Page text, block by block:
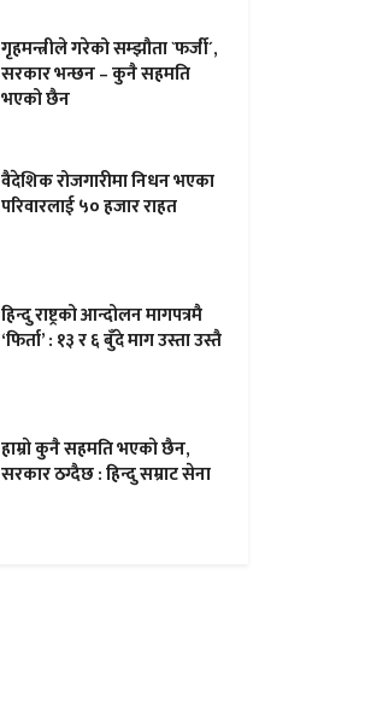
गृहमन्त्रीले गरेको सम्झौता `फर्जी´,
सरकार भन्छन – कुनै सहमति
भएको छैन
वैदेशिक रोजगारीमा निधन भएका
परिवारलाई ५० हजार राहत
हिन्दु राष्ट्रको आन्दोलन मागपत्रमै
‘फिर्ता’ : १३ र ६ बुँदे माग उस्ता उस्तै
हाम्राे कुनै सहमति भएकाे छैन,
सरकार ठग्दैछ : हिन्दु सम्राट सेना